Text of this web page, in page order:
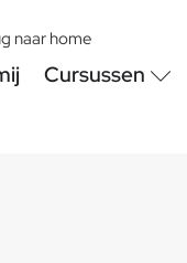
naar home
Cursussen